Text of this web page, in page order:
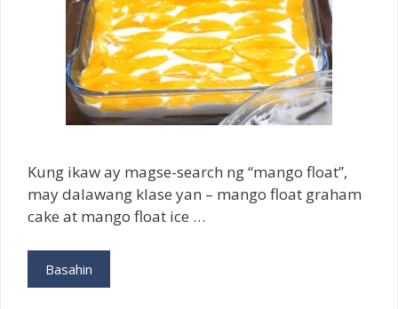
Kung ikaw ay magse-search ng “mango float”,
may dalawang klase yan – mango float graham
cake at mango float ice …
Basahin
Gumawa